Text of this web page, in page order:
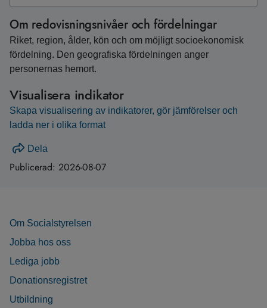
Om redovisningsnivåer och fördelningar
Riket, region, ålder, kön och om möjligt socioekonomisk
fördelning. Den geografiska fördelningen anger
personernas hemort.
Visualisera indikator
Skapa visualisering av indikatorer, gör jämförelser och
ladda ner i olika format
Dela
Publicerad: 2026-08-07
Om Socialstyrelsen
Jobba hos oss
Lediga jobb
Donationsregistret
Utbildning